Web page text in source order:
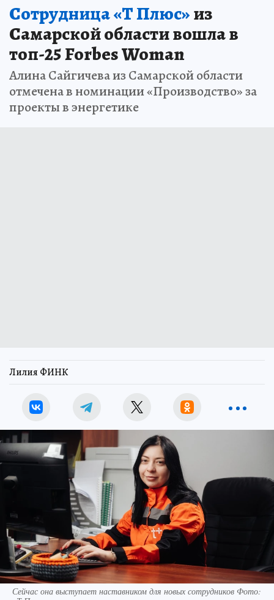
Сотрудница «Т Плюс»из
Самарской области вошла в
топ-25 Forbes Woman
Алина Сайгичева из Самарской области
отмечена в номинации «Производство» за
проекты в энергетике
Лилия ФИНК
Сейчас она выступает наставником для новых сотрудников Фото: